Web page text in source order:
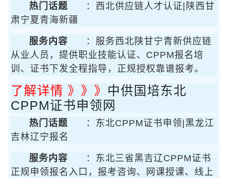
热门话题
：西北供应链人才认证|陕西甘
肃宁夏青海新疆
服务内容
：服务西北陕甘宁青新供应链
从业人员，提供职业技能认证、CPPM报名培
训、证书下发全程指导，正规授权靠谱报考。
了解详情 》》》 中供国培东北
CPPM证书申领网
热门话题
：东北CPPM证书申领|黑龙江
吉林辽宁报名
服务内容
：东北三省黑吉辽CPPM证书
正规申领报名入口，报考咨询、网课授课、线上